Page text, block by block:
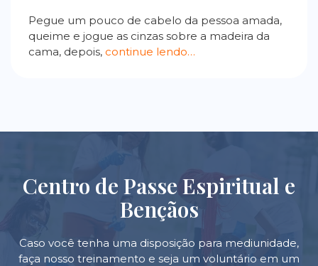
Pegue um pouco de cabelo da pessoa amada,
queime e jogue as cinzas sobre a madeira da
cama, depois, continue lendo…
Centro de Passe Espiritual e
Bençãos
Caso você tenha uma disposição para mediunidade,
faça nosso treinamento e seja um voluntário em um